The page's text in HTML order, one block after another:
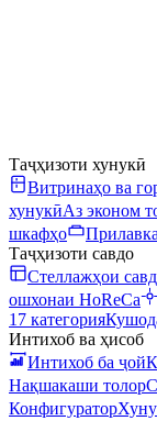
Таҷҳизоти хунукӣ
Витринаҳо ва
хунукӣАз эконом
шкафҳо
Таҷҳизоти савдо
Стеллажҳои
ошхонаи HoReCa
17 категория
Интихоб ва ҳисоб
Интихоб ба ҷой
Нақшакаши толор
Конфигуратор